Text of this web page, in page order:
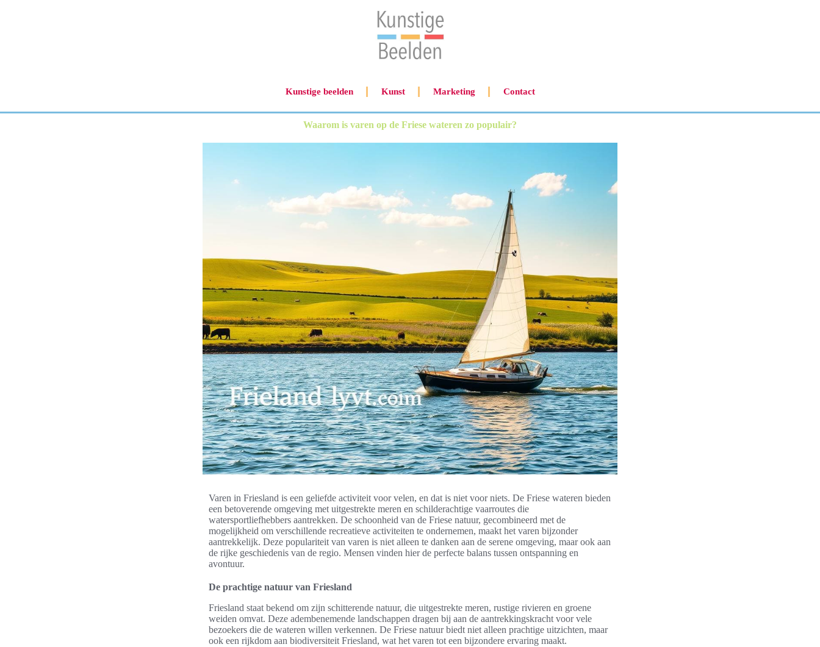
Kunstige beelden Kunst Marketing Contact
Waarom is varen op de Friese wateren zo populair?
Varen in Friesland is een geliefde activiteit voor velen, en dat is niet voor niets. De Friese wateren bieden
een betoverende omgeving met uitgestrekte meren en schilderachtige vaarroutes die
watersportliefhebbers aantrekken. De schoonheid van de Friese natuur, gecombineerd met de
mogelijkheid om verschillende recreatieve activiteiten te ondernemen, maakt het varen bijzonder
aantrekkelijk. Deze populariteit van varen is niet alleen te danken aan de serene omgeving, maar ook aan
de rijke geschiedenis van de regio. Mensen vinden hier de perfecte balans tussen ontspanning en
avontuur.
De prachtige natuur van Friesland
Friesland staat bekend om zijn schitterende natuur, die uitgestrekte meren, rustige rivieren en groene
weiden omvat. Deze adembenemende landschappen dragen bij aan de aantrekkingskracht voor vele
bezoekers die de wateren willen verkennen. De Friese natuur biedt niet alleen prachtige uitzichten, maar
ook een rijkdom aan biodiversiteit Friesland, wat het varen tot een bijzondere ervaring maakt.